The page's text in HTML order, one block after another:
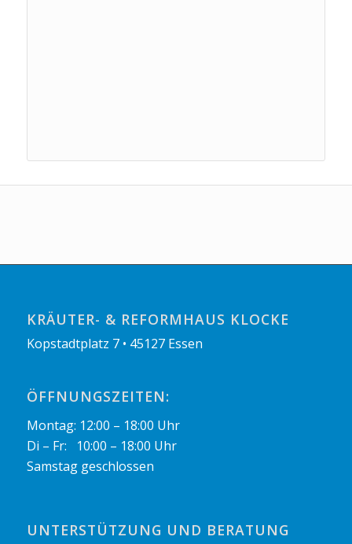
KRÄUTER- & REFORMHAUS KLOCKE
Kopstadtplatz 7 • 45127 Essen
ÖFFNUNGSZEITEN:
Montag: 12:00 – 18:00 Uhr
Di – Fr: 10:00 – 18:00 Uhr
Samstag geschlossen
UNTERSTÜTZUNG UND BERATUNG